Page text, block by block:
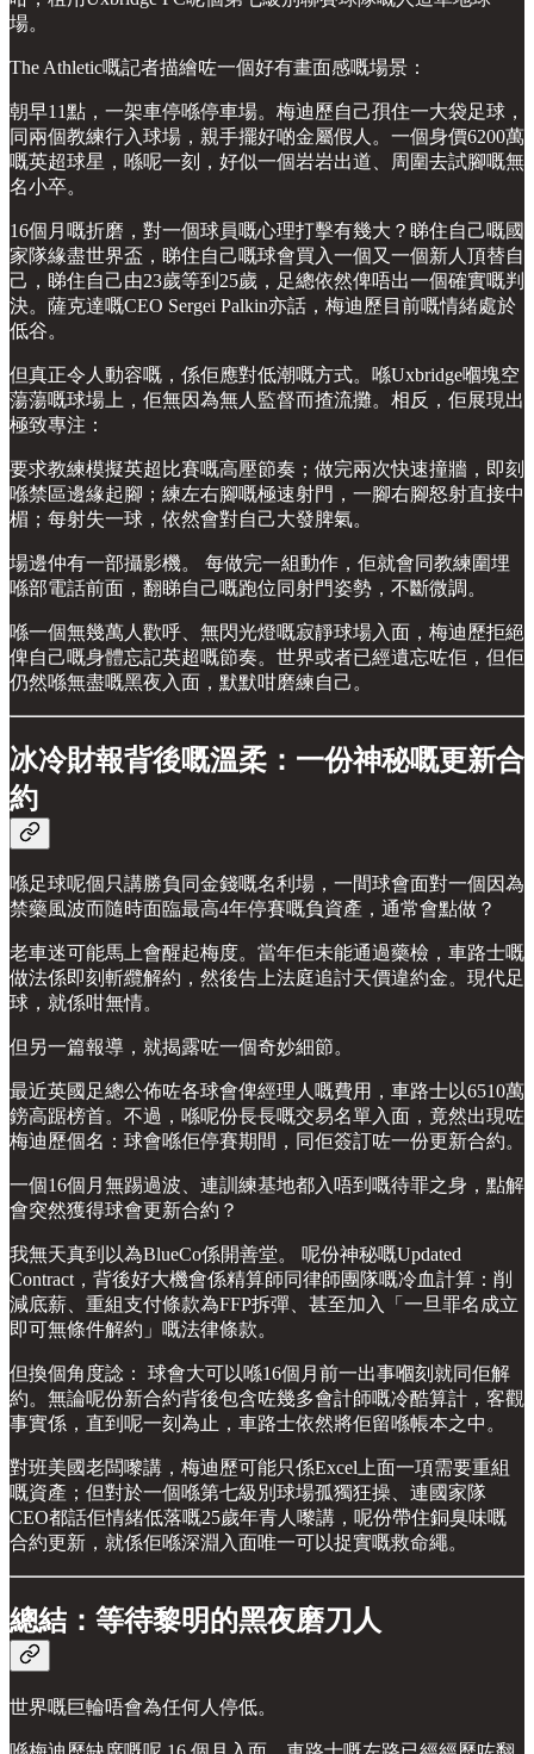
場。
The Athletic嘅記者描繪咗一個好有畫面感嘅場景：
朝早11點，一架車停喺停車場。梅迪歷自己孭住一大袋足球，
同兩個教練行入球場，親手擺好啲金屬假人。一個身價6200萬
嘅英超球星，喺呢一刻，好似一個岩岩出道、周圍去試腳嘅無
名小卒。
16個月嘅折磨，對一個球員嘅心理打擊有幾大？睇住自己嘅國
家隊緣盡世界盃，睇住自己嘅球會買入一個又一個新人頂替自
己，睇住自己由23歲等到25歲，足總依然俾唔出一個確實嘅判
決。薩克達嘅CEO Sergei Palkin亦話，梅迪歷目前嘅情緒處於
低谷。
但真正令人動容嘅，係佢應對低潮嘅方式。喺Uxbridge嗰塊空
蕩蕩嘅球場上，佢無因為無人監督而揸流攤。相反，佢展現出
極致專注：
要求教練模擬英超比賽嘅高壓節奏；做完兩次快速撞牆，即刻
喺禁區邊緣起腳；練左右腳嘅極速射門，一腳右腳怒射直接中
楣；每射失一球，依然會對自己大發脾氣。
場邊仲有一部攝影機。 每做完一組動作，佢就會同教練圍埋
喺部電話前面，翻睇自己嘅跑位同射門姿勢，不斷微調。
喺一個無幾萬人歡呼、無閃光燈嘅寂靜球場入面，梅迪歷拒絕
俾自己嘅身體忘記英超嘅節奏。世界或者已經遺忘咗佢，但佢
仍然喺無盡嘅黑夜入面，默默咁磨練自己。
冰冷財報背後嘅溫柔：一份神秘嘅更新合
約
喺足球呢個只講勝負同金錢嘅名利場，一間球會面對一個因為
禁藥風波而隨時面臨最高4年停賽嘅負資產，通常會點做？
老車迷可能馬上會醒起梅度。當年佢未能通過藥檢，車路士嘅
做法係即刻斬纜解約，然後告上法庭追討天價違約金。現代足
球，就係咁無情。
但另一篇報導，就揭露咗一個奇妙細節。
最近英國足總公佈咗各球會俾經理人嘅費用，車路士以6510萬
鎊高踞榜首。不過，喺呢份長長嘅交易名單入面，竟然出現咗
梅迪歷個名：球會喺佢停賽期間，同佢簽訂咗一份更新合約。
一個16個月無踢過波、連訓練基地都入唔到嘅待罪之身，點解
會突然獲得球會更新合約？
我無天真到以為BlueCo係開善堂。 呢份神秘嘅Updated
Contract，背後好大機會係精算師同律師團隊嘅冷血計算：削
減底薪、重組支付條款為FFP拆彈、甚至加入「一旦罪名成立
即可無條件解約」嘅法律條款。
但換個角度諗： 球會大可以喺16個月前一出事嗰刻就同佢解
約。無論呢份新合約背後包含咗幾多會計師嘅冷酷算計，客觀
事實係，直到呢一刻為止，車路士依然將佢留喺帳本之中。
對班美國老闆嚟講，梅迪歷可能只係Excel上面一項需要重組
嘅資產；但對於一個喺第七級別球場孤獨狂操、連國家隊
CEO都話佢情緒低落嘅25歲年青人嚟講，呢份帶住銅臭味嘅
合約更新，就係佢喺深淵入面唯一可以捉實嘅救命繩。
總結：等待黎明的黑夜磨刀人
世界嘅巨輪唔會為任何人停低。